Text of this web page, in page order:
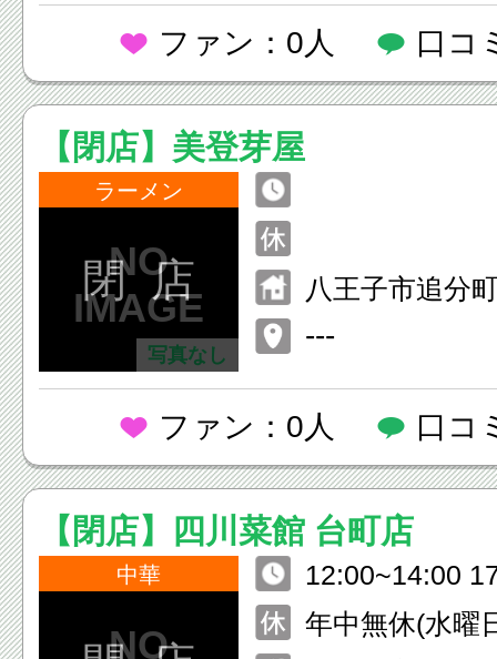
ファン：0人 口コ
【閉店】美登芽屋
ラーメン
写真なし
閉 店 八王子市追分
---
ファン：0人 口コ
【閉店】四川菜館 台町店
中華
12:00~14:00
年中無休(水曜